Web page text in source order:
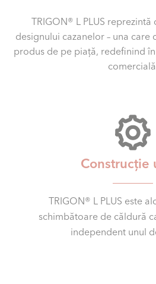
TRIGON® L PLUS
designului cazanelor – una care
produs de pe piață, redefinind
Construcție
TRIGON® L PLUS este
schimbătoare de căldură
independent unul